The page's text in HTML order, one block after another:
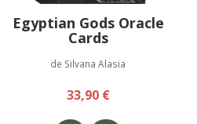
Egyptian Gods Oracle
Cards
de Silvana Alasia
33,90 €